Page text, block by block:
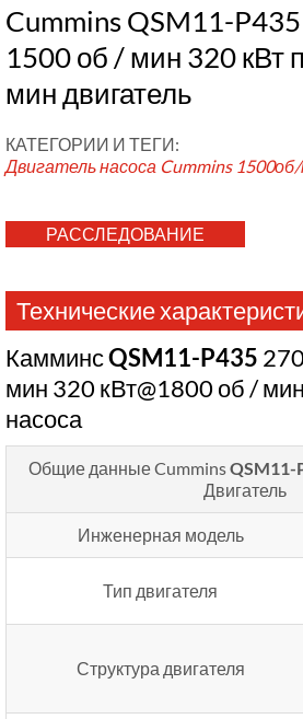
Cummins QSM11-
1500 об / мин 320 кВт
мин двигатель
КАТЕГОРИИ И ТЕГИ:
Двигатель насоса Cummins
РАССЛЕДОВАНИЕ
Технические
КамминсQSM11-P435
мин 320 кВт@1800 об /
насоса
Общие данные CumminsQSM11-
Двигатель
Инженерная модель
Тип двигателя
Структура двигателя